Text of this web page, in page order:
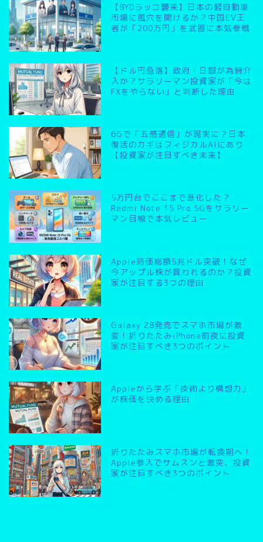
【BYDラッコ襲来】日本の軽自動車
市場に風穴を開けるか？中国EV王
者が「200万円」を武器に本気参戦
【ドル円急落】政府・日銀が為替介
入か？サラリーマン投資家が「今は
FXをやらない」と判断した理由
6Gで「五感通信」が現実に？日本
復活のカギはフィジカルAIにあり
【投資家が注目すべき未来】
5万円台でここまで進化した？
Redmi Note 15 Pro 5Gをサラリー
マン目線で本気レビュー
Apple時価総額5兆ドル突破！なぜ
今アップル株が買われるのか？投資
家が注目する3つの理由
Galaxy Z8発売でスマホ市場が激
変！折りたたみiPhone前夜に投資
家が注目すべき3つのポイント
Appleから学ぶ「技術より構想力」
が株価を決める理由
折りたたみスマホ市場が転換期へ！
Apple参入でサムスンと激突、投資
家が注目すべき3つのポイント